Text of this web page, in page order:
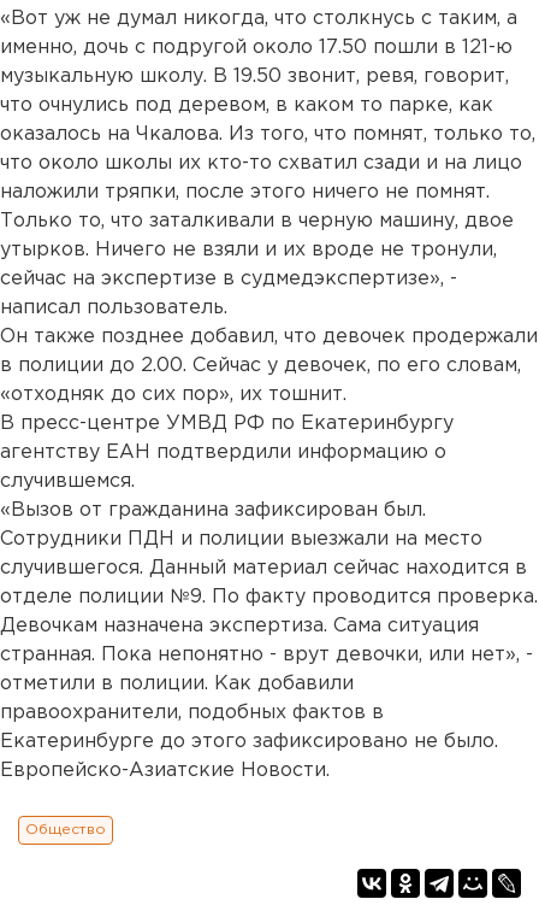
«Вот уж не думал никогда, что столкнусь с таким, а
именно, дочь с подругой около 17.50 пошли в 121-ю
музыкальную школу. В 19.50 звонит, ревя, говорит,
что очнулись под деревом, в каком то парке, как
оказалось на Чкалова. Из того, что помнят, только то,
что около школы их кто-то схватил сзади и на лицо
наложили тряпки, после этого ничего не помнят.
Только то, что заталкивали в черную машину, двое
утырков. Ничего не взяли и их вроде не тронули,
сейчас на экспертизе в судмедэкспертизе», -
написал пользователь.
Он также позднее добавил, что девочек продержали
в полиции до 2.00. Сейчас у девочек, по его словам,
«отходняк до сих пор», их тошнит.
В пресс-центре УМВД РФ по Екатеринбургу
агентству ЕАН подтвердили информацию о
случившемся.
«Вызов от гражданина зафиксирован был.
Сотрудники ПДН и полиции выезжали на место
случившегося. Данный материал сейчас находится в
отделе полиции №9. По факту проводится проверка.
Девочкам назначена экспертиза. Сама ситуация
странная. Пока непонятно - врут девочки, или нет», -
отметили в полиции. Как добавили
правоохранители, подобных фактов в
Екатеринбурге до этого зафиксировано не было.
Европейско-Азиатские Новости.
Общество